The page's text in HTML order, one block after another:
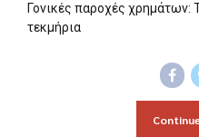
Γονικές παροχές χρημάτων:
τεκμήρια